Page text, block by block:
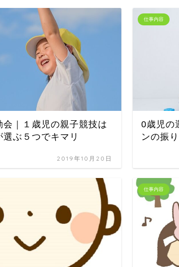
会｜１歳児の親子競技は
ぶ５つでキマリ
2019年10月20日
仕事内容
0歳児の
ンの振
仕事内容